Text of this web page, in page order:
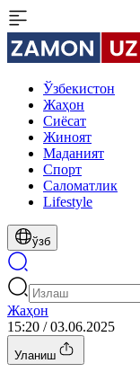
Ўзбекистон
Жаҳон
Сиёсат
Жиноят
Маданият
Спорт
Cаломатлик
Lifestyle
ўзб
Жаҳон
15:20 / 03.06.2025
Уланиш